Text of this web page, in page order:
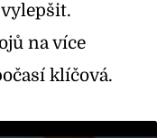
na více
klíčová.